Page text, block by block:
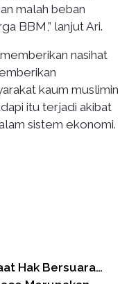
malah beban
BBM,” lanjut Ari.
nasihat
kaum muslimin
itu terjadi akibat
sistem ekonomi.
Hak Bersuara…